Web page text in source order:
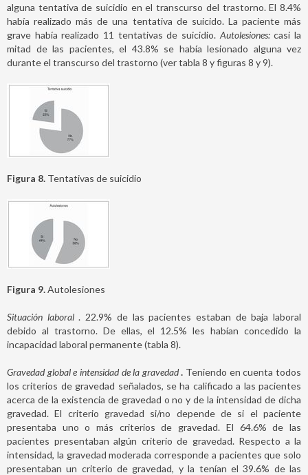
alguna tentativa de suicidio en el transcurso del trastorno. El 8.4%
había realizado más de una tentativa de suicido. La paciente más
grave había realizado 11 tentativas de suicidio. Autolesiones:casi la
mitad de las pacientes, el 43.8% se había lesionado alguna vez
durante el transcurso del trastorno (ver tabla 8 y figuras 8 y 9).
Figura 8. Tentativas de suicidio
Figura 9.Autolesiones
Situación laboral. 22.9% de las pacientes estaban de baja laboral
debido al trastorno. De ellas, el 12.5% les habían concedido la
incapacidad laboral permanente (tabla 8).
Gravedad global e intensidad de la gravedad. Teniendo en cuenta todos
los criterios de gravedad señalados, se ha calificado a las pacientes
acerca de la existencia de gravedad o no y de la intensidad de dicha
gravedad. El criterio gravedad si/no depende de si el paciente
presentaba uno o más criterios de gravedad. El 64.6% de las
pacientes presentaban algún criterio de gravedad. Respecto a la
intensidad, la gravedad moderada corresponde a pacientes que solo
presentaban un criterio de gravedad, y la tenían el 39.6% de las